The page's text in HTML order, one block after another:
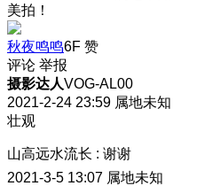
美拍！
秋夜鸣鸣6F 赞
评论 举报
摄影达人VOG-AL00
2021-2-24 23:59 属地未知
壮观
山高远水流长 : 谢谢
2021-3-5 13:07 属地未知